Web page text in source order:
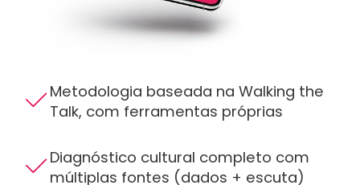
Metodologia baseada na Walking the
Talk, com ferramentas próprias
Diagnóstico cultural completo com
múltiplas fontes (dados + escuta)